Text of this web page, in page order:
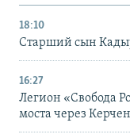
18:10
Старший сын
16:27
Легион «Свобода
моста через